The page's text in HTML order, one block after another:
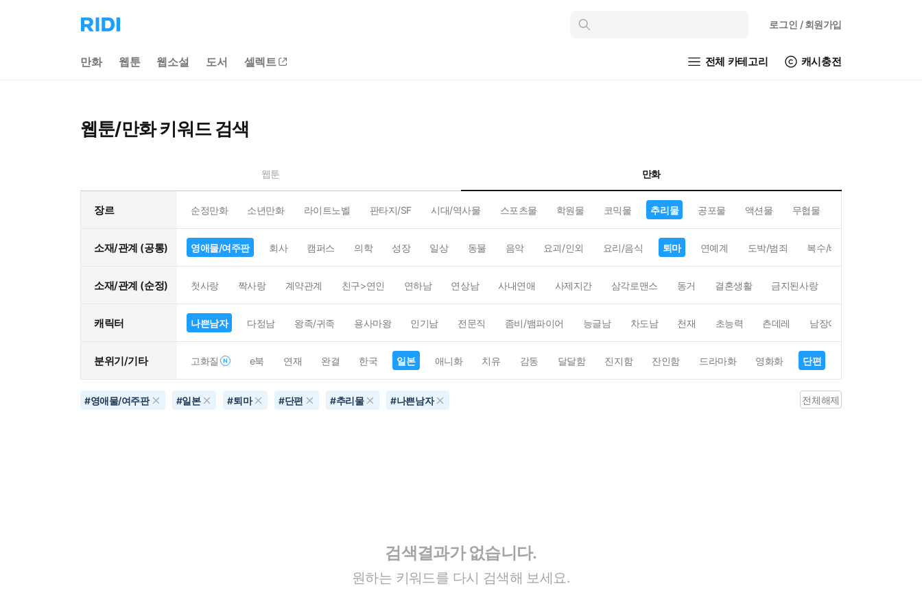
리
디
으
인
로그인 / 회원가입
만화 웹툰 웹소설 도서 셀렉트 전체 카테고리 캐시충전
웹툰/만화 키워드 검색
웹툰 만화
장르 순정만화 소년만화 라이트노벨 판타지/SF 시대/역사물 스포츠물 학원물 코믹물 추리물 공포물 액션물 무협물
소재/관계 (공통) 영애물/여주판 회사 캠퍼스 의학 성장 일상 동물 음악 요괴/인외 요리/음식 퇴마 연예계 도박/범죄 복수/배신
소재/관계 (순정) 첫사랑 짝사랑 계약관계 친구>연인 연하남 연상남 사내연애 사제지간 삼각로맨스 동거 결혼생활 금지된사랑
캐릭터 나쁜남자 다정남 왕족/귀족 용사마왕 인기남 전문직 좀비/뱀파이어 능글남 차도남 천재 초능력 츤데레 남장여자
분위기/기타 고화질 e북 연재 완결 한국 일본 애니화 치유 감동 달달함 진지함 잔인함 드라마화 영화화 단편
#영애물/여주판 #일본 #퇴마 #단편 #추리물 #나쁜남자 전체해제
검색결과가 없습니다.
원하는 키워드를 다시 검색해 보세요.